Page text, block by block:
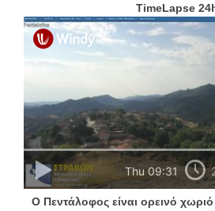
TimeLapse
Ο Πεντάλοφοςείναι ορεινό